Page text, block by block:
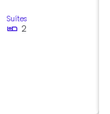
Suítes
2